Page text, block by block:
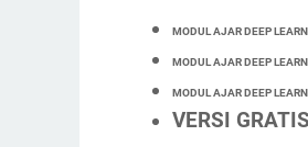
MODUL AJAR DEEP
MODUL AJAR DEEP
MODUL AJAR DEEP
VERSI